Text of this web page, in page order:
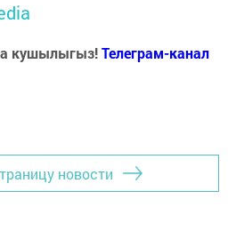
кушылыгыз!Телеграм-канал
новости